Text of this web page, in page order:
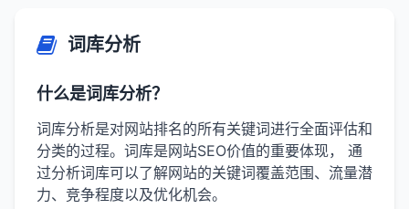
词库分析
什么是词库分析？
词库分析是对网站排名的所有关键词进行全面评估和
分类的过程。词库是网站SEO价值的重要体现， 通
过分析词库可以了解网站的关键词覆盖范围、流量潜
力、竞争程度以及优化机会。